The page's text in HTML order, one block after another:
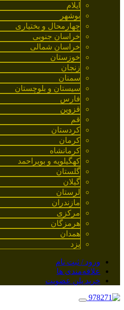
ایلام
بوشهر
چهارمحال و بختیاری
خراسان جنوبی
خراسان شمالی
خوزستان
زنجان
سمنان
سیستان و بلوچستان
فارس
قزوین
قم
کردستان
کرمان
کرمانشاه
کهگیلویه و بویراحمد
گلستان
گیلان
لرستان
مازندران
مرکزی
هرمزگان
همدان
یزد
ورود / ثبت نام
علاقه‌مندی ها
خرید پلن عضویت